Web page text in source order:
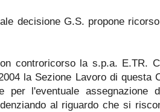
decisione G.S. propone
controricorso la s.p.a. E.TR.
la Sezione Lavoro di questa
per l'eventuale assegnazione
al riguardo che si